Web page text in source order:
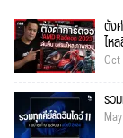
ตั้ง
ไห
รว